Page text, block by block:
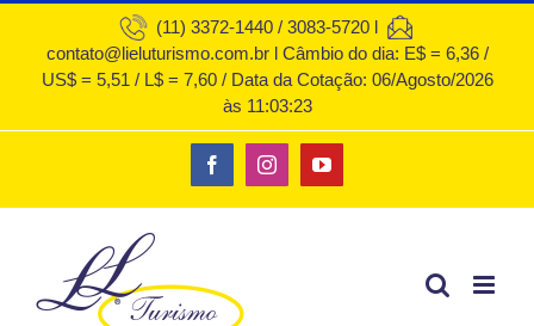
conteúdo
(11) 3372-1440 / 3083-5720 l
contato@lieluturismo.com.br l Câmbio do dia: E$ = 6,36 /
US$ = 5,51 / L$ = 7,60 / Data da Cotação: 06/Agosto/2026
às 11:03:23
FacebookInstagramYouTube